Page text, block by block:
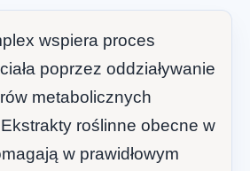
wspiera proces
poprzez oddziaływanie
metabolicznych
roślinne obecne w
w prawidłowym